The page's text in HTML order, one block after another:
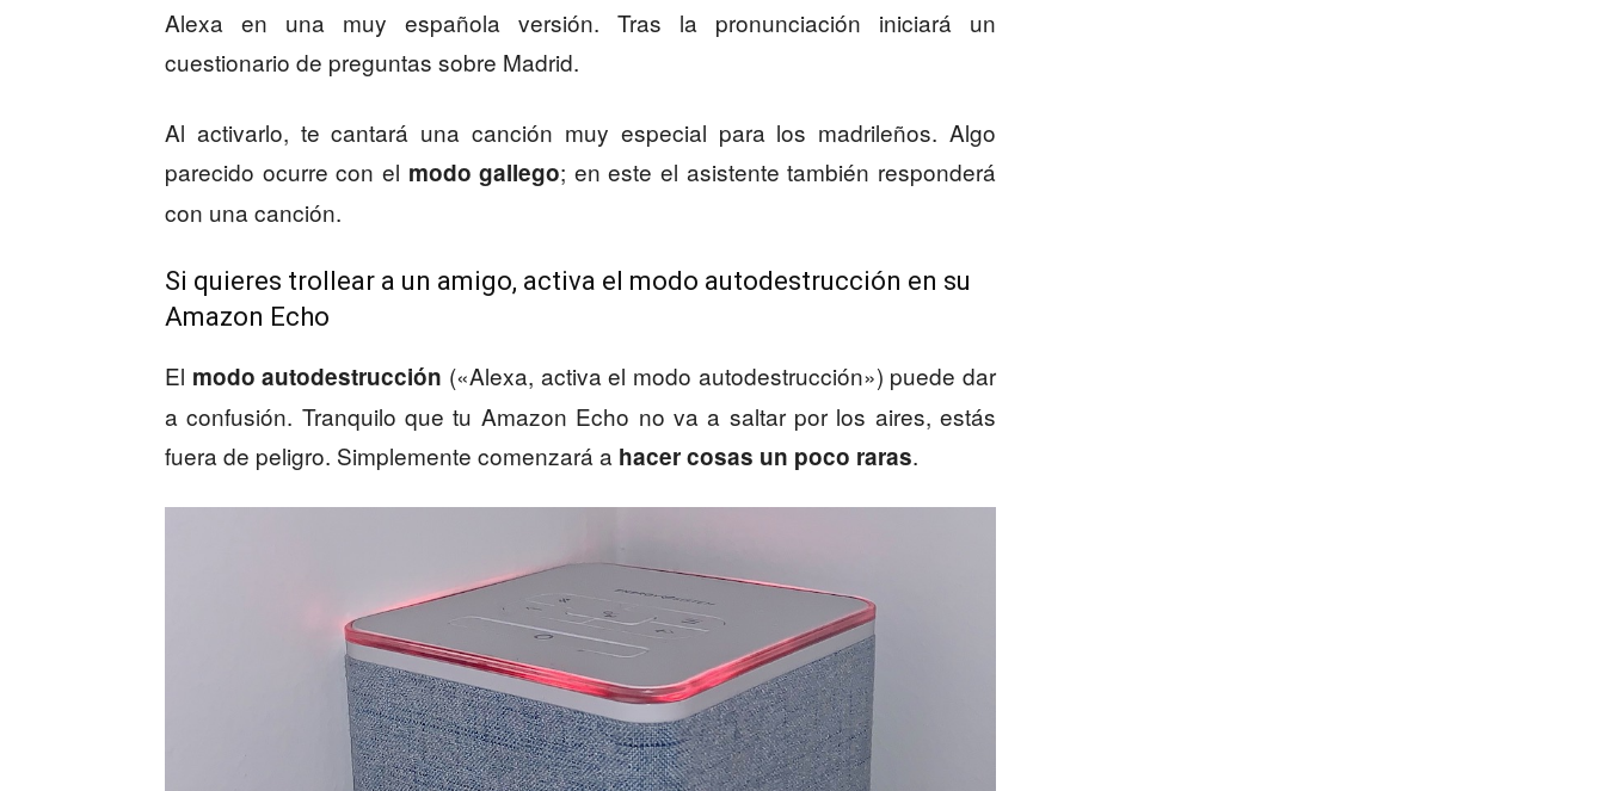
Alexa en una muy española versión. Tras la pronunciación iniciará un
cuestionario de preguntas sobre Madrid.
Al activarlo, te cantará una canción muy especial para los madrileños. Algo
parecido ocurre con el modo gallego; en este el asistente también responderá
con una canción.
Si quieres trollear a un amigo, activa el modo autodestrucción en su
Amazon Echo
El modo autodestrucción («Alexa, activa el modo autodestrucción») puede dar
a confusión. Tranquilo que tu Amazon Echo no va a saltar por los aires, estás
fuera de peligro. Simplemente comenzará a hacer cosas un poco raras.